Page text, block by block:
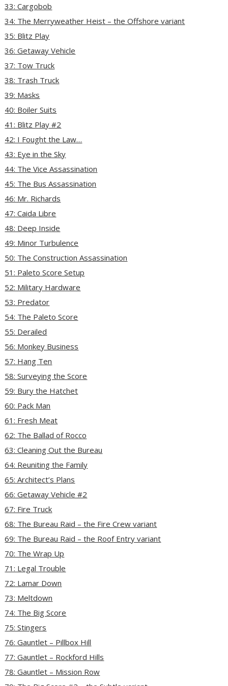
33: Cargobob
34: The Merryweather Heist – the Offshore variant
35: Blitz Play
36: Getaway Vehicle
37: Tow Truck
38: Trash Truck
39: Masks
40: Boiler Suits
41: Blitz Play #2
42: I Fought the Law…
43: Eye in the Sky
44: The Vice Assassination
45: The Bus Assassination
46: Mr. Richards
47: Caida Libre
48: Deep Inside
49: Minor Turbulence
50: The Construction Assassination
51: Paleto Score Setup
52: Military Hardware
53: Predator
54: The Paleto Score
55: Derailed
56: Monkey Business
57: Hang Ten
58: Surveying the Score
59: Bury the Hatchet
60: Pack Man
61: Fresh Meat
62: The Ballad of Rocco
63: Cleaning Out the Bureau
64: Reuniting the Family
65: Architect’s Plans
66: Getaway Vehicle #2
67: Fire Truck
68: The Bureau Raid – the Fire Crew variant
69: The Bureau Raid – the Roof Entry variant
70: The Wrap Up
71: Legal Trouble
72: Lamar Down
73: Meltdown
74: The Big Score
75: Stingers
76: Gauntlet – Pillbox Hill
77: Gauntlet – Rockford Hills
78: Gauntlet – Mission Row